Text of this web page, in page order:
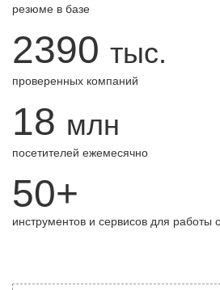
резюме в базе
2390 тыс.
проверенных компаний
18 млн
посетителей ежемесячно
50+
инструментов и сервисов для работы